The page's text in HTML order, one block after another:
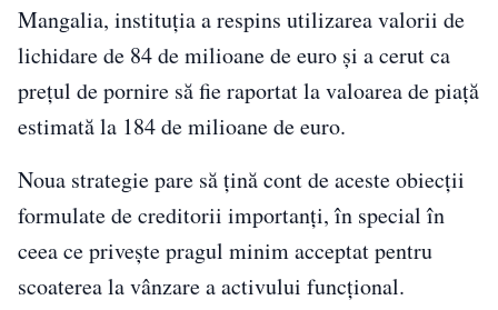
Mangalia, instituția a respins utilizarea valorii de
lichidare de 84 de milioane de euro și a cerut ca
prețul de pornire să fie raportat la valoarea de piață
estimată la 184 de milioane de euro.
Noua strategie pare să țină cont de aceste obiecții
formulate de creditorii importanți, în special în
ceea ce privește pragul minim acceptat pentru
scoaterea la vânzare a activului funcțional.